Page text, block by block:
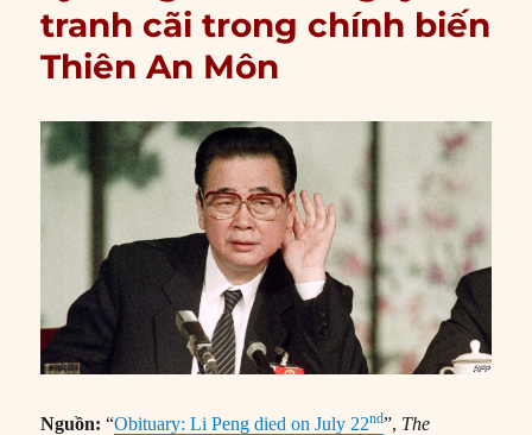
tranh cãi trong chính biến
Thiên An Môn
Nguồn: “Obituary: Li Peng died on July 22nd”, The